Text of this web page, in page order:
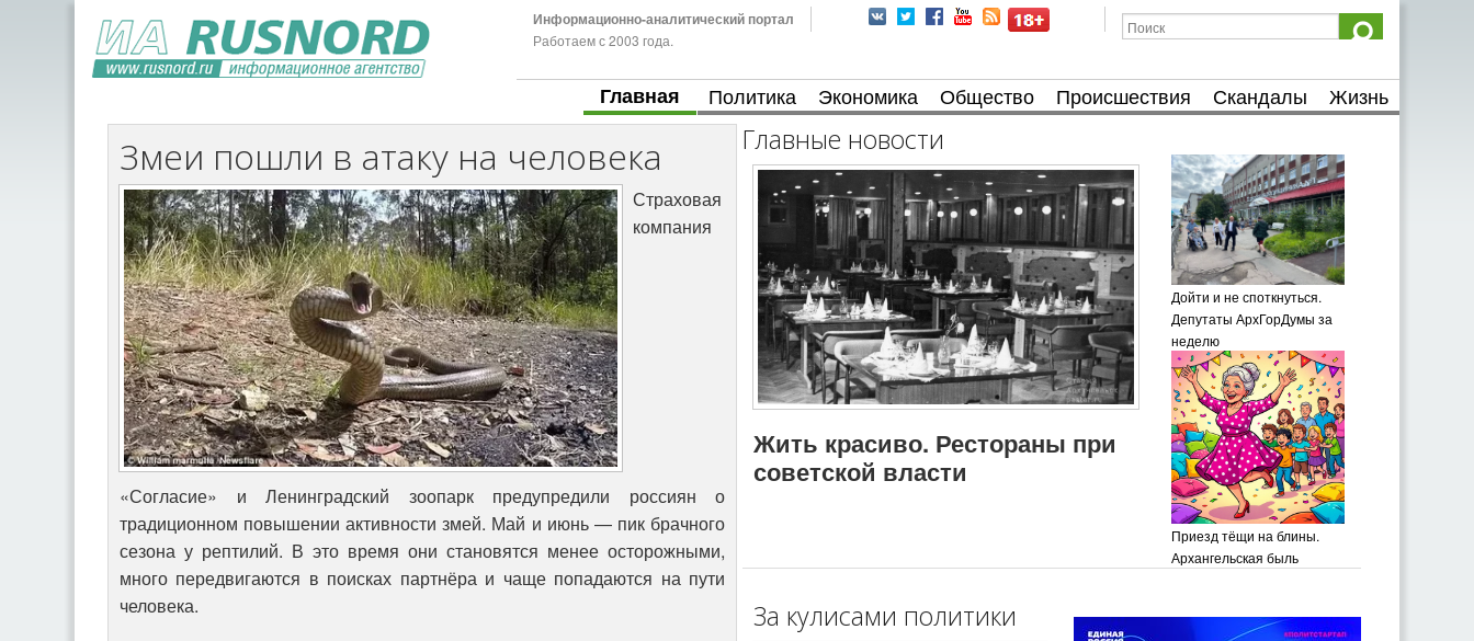
Информационно-аналитический портал
Работаем с 2003 года.
Главная Политика Экономика Общество Происшествия Скандалы Жизнь
Змеи пошли в атаку на человека
Страховая
компания
«Согласие» и Ленинградский зоопарк предупредили россиян о
традиционном повышении активности змей. Май и июнь — пик брачного
сезона у рептилий. В это время они становятся менее осторожными,
много передвигаются в поисках партнёра и чаще попадаются на пути
человека.
Главные новости
Жить красиво. Рестораны при
советской власти
Дойти и не споткнуться.
Депутаты АрхГорДумы за
неделю
Приезд тёщи на блины.
Архангельская быль
За кулисами политики